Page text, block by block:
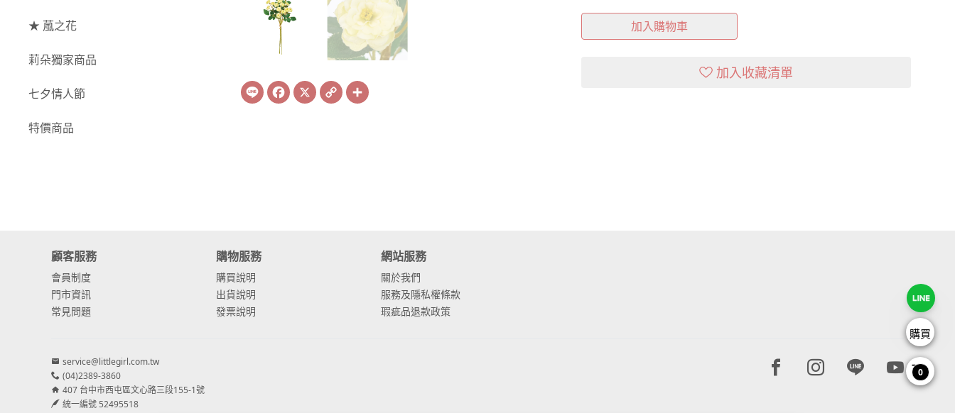
主花
菊花
-
蘭花⧸大理花
康乃馨
- 日本繡球花
- 重瓣繡球花
- 其他繡球花
- 滿天星⧸木滿天星
- 黑種草⧸東方黑種
★ 葻之花
莉朵獨家商品
七夕情人節
特價商品
Line Facebook
X Copy
Link
加入購物車
加入收藏清單
顧客服務
會員制度
門市資訊
常見問題
購物服務
購買說明
出貨說明
發票說明
網站服務
關於我們
服務及隱私權條款
瑕疵品退款政策
service@littlegirl.com.tw
(04)2389-3860
407 台中市西屯區文心路三段155-1號
統一編號 52495518
Facebook page
Instagram page
Line pageYoutube
購買
0